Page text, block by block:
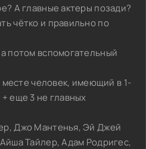
А главные актеры позади?
чётко и правильно по
потом вспомогательный
месте человек, имеющий в 1-
еще 3 не главных
Джо Мантенья, Эй Джей
Тайлер, Адам Родригес,